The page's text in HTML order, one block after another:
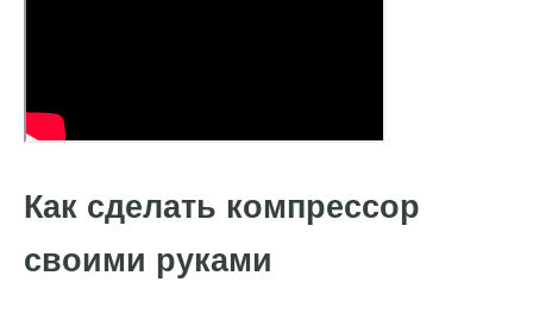
Как сделать компрессор
своими руками